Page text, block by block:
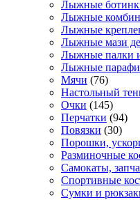
Лыжные
Лыжные
Лыжные
Лыжные мази
Лыжные палки
Лыжные
Мячи (76)
Настольный
Очки (145)
Перчатки (94)
Повязки (30)
Порошки,
Разминочные
Самокаты,
Спортивные
Сумки и